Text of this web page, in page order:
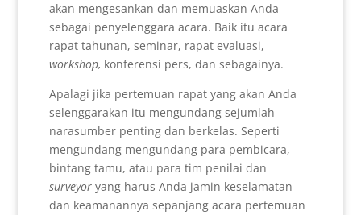
akan mengesankan dan memuaskan Anda
sebagai penyelenggara acara. Baik itu acara
rapat tahunan, seminar, rapat evaluasi,
workshop, konferensi pers, dan sebagainya.
Apalagi jika pertemuan rapat yang akan Anda
selenggarakan itu mengundang sejumlah
narasumber penting dan berkelas. Seperti
mengundang mengundang para pembicara,
bintang tamu, atau para tim penilai dan
surveyoryang harus Anda jamin keselamatan
dan keamanannya sepanjang acara pertemuan